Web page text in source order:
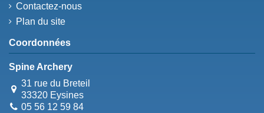
Contactez-nous
Plan du site
Coordonnées
Spine Archery
31 rue du Breteil
33320 Eysines
05 56 12 59 84